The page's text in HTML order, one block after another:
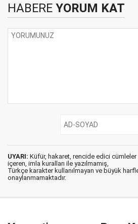
HABERE YORUM KAT
UYARI: Küfür, hakaret, rencide edici cümleler
içeren, imla kuralları ile yazılmamış,
Türkçe karakter kullanılmayan ve büyük
onaylanmamaktadır.